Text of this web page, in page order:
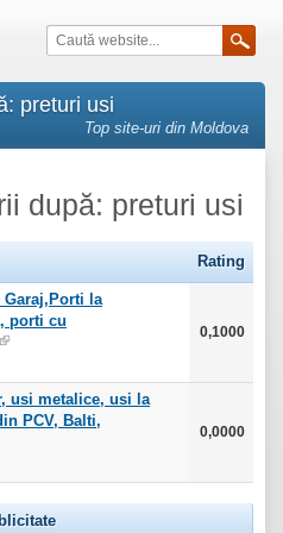
preturi usi
Top site-uri din Moldova
după: preturi usi
Rating
la
porti cu
0,1000
usi metalice, usi la
PCV, Balti,
0,0000